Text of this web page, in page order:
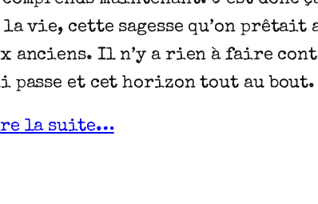
la vie, cette sagesse qu’on
anciens. Il n’y a rien à faire
passe et cet horizon tout au bout.
la suite…